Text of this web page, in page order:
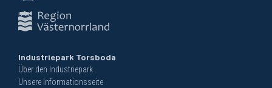
Industriepark Torsboda
Über den Industriepark
Unsere Informationsseite